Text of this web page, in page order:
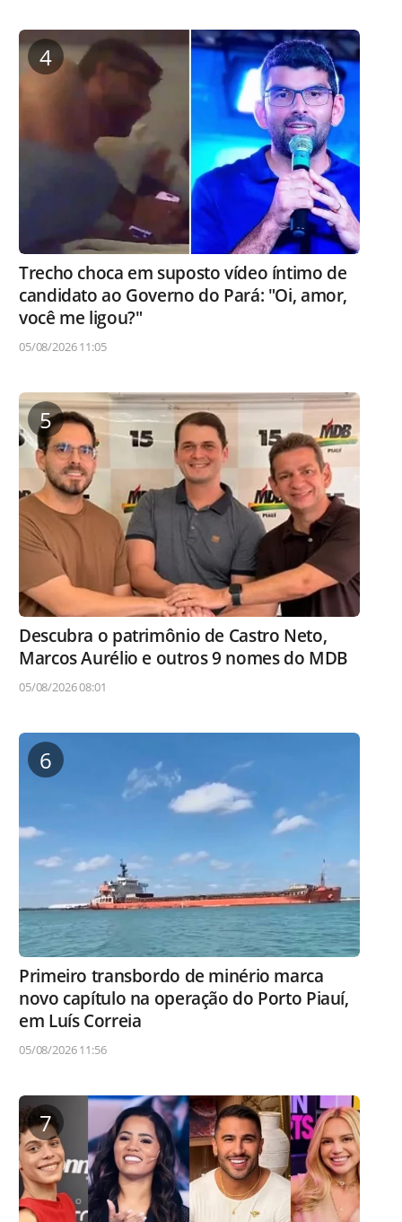
4
Trecho choca em suposto vídeo íntimo de
candidato ao Governo do Pará: "Oi, amor,
você me ligou?"
05/08/2026 11:05
5
Descubra o patrimônio de Castro Neto,
Marcos Aurélio e outros 9 nomes do MDB
05/08/2026 08:01
6
Primeiro transbordo de minério marca
novo capítulo na operação do Porto Piauí,
em Luís Correia
05/08/2026 11:56
7